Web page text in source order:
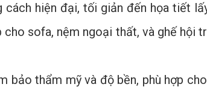
cách hiện đại, tối giản đến họa tiết
sofa, nệm ngoại thất, và ghế hội
bảo thẩm mỹ và độ bền, phù hợp